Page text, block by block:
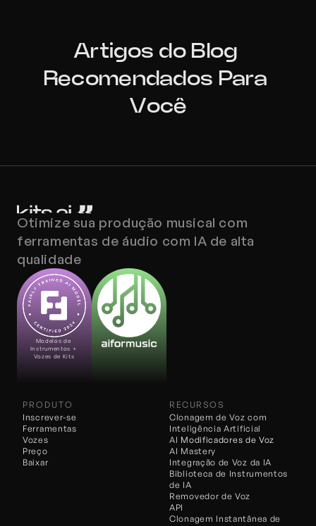
Artigos do Blog
Recomendados Para
Você
Otimize sua produção musical com
ferramentas de áudio com IA de alta
qualidade
Modelos de
Instrumentos +
Vozes de Kits
PRODUTO
Inscrever-se
Ferramentas
Vozes
Preço
Baixar
RECURSOS
Clonagem de Voz com
Inteligência Artificial
Integração de Voz da IA
AI Modificadores de Voz
AI Mastery
Biblioteca de Instrumentos
de IA
Removedor de Voz
API
Clonagem Instantânea de